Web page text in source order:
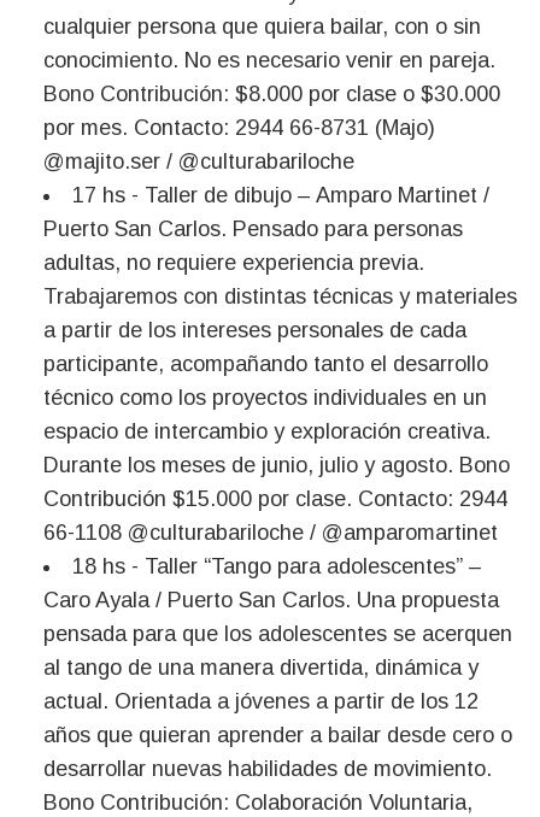
cualquier persona que quiera bailar, con o sin
conocimiento. No es necesario venir en pareja.
Bono Contribución: $8.000 por clase o $30.000
por mes. Contacto: 2944 66-8731 (Majo)
@majito.ser / @culturabariloche
17 hs - Taller de dibujo – Amparo Martinet /
Puerto San Carlos. Pensado para personas
adultas, no requiere experiencia previa.
Trabajaremos con distintas técnicas y materiales
a partir de los intereses personales de cada
participante, acompañando tanto el desarrollo
técnico como los proyectos individuales en un
espacio de intercambio y exploración creativa.
Durante los meses de junio, julio y agosto. Bono
Contribución $15.000 por clase. Contacto: 2944
66-1108 @culturabariloche / @amparomartinet
18 hs - Taller “Tango para adolescentes” –
Caro Ayala / Puerto San Carlos. Una propuesta
pensada para que los adolescentes se acerquen
al tango de una manera divertida, dinámica y
actual. Orientada a jóvenes a partir de los 12
años que quieran aprender a bailar desde cero o
desarrollar nuevas habilidades de movimiento.
Bono Contribución: Colaboración Voluntaria,